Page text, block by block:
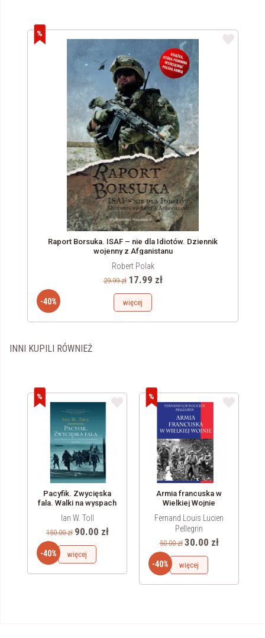
-40%
Raport Borsuka. ISAF – nie dla Idiotów. Dziennik
wojenny z Afganistanu
Robert Polak
29.99 zł 17.99 zł
więcej
INNI KUPILI RÓWNIEŻ
-40%
Pacyfik. Zwycięska
fala. Walki na wyspach
Oceanu Spokojnego
1942-1944
Ian W. Toll
150.00 zł 90.00 zł
więcej
-40%
Armia francuska w
Wielkiej Wojnie
Fernand Louis Lucien
Pellegrin
50.00 zł 30.00 zł
więcej